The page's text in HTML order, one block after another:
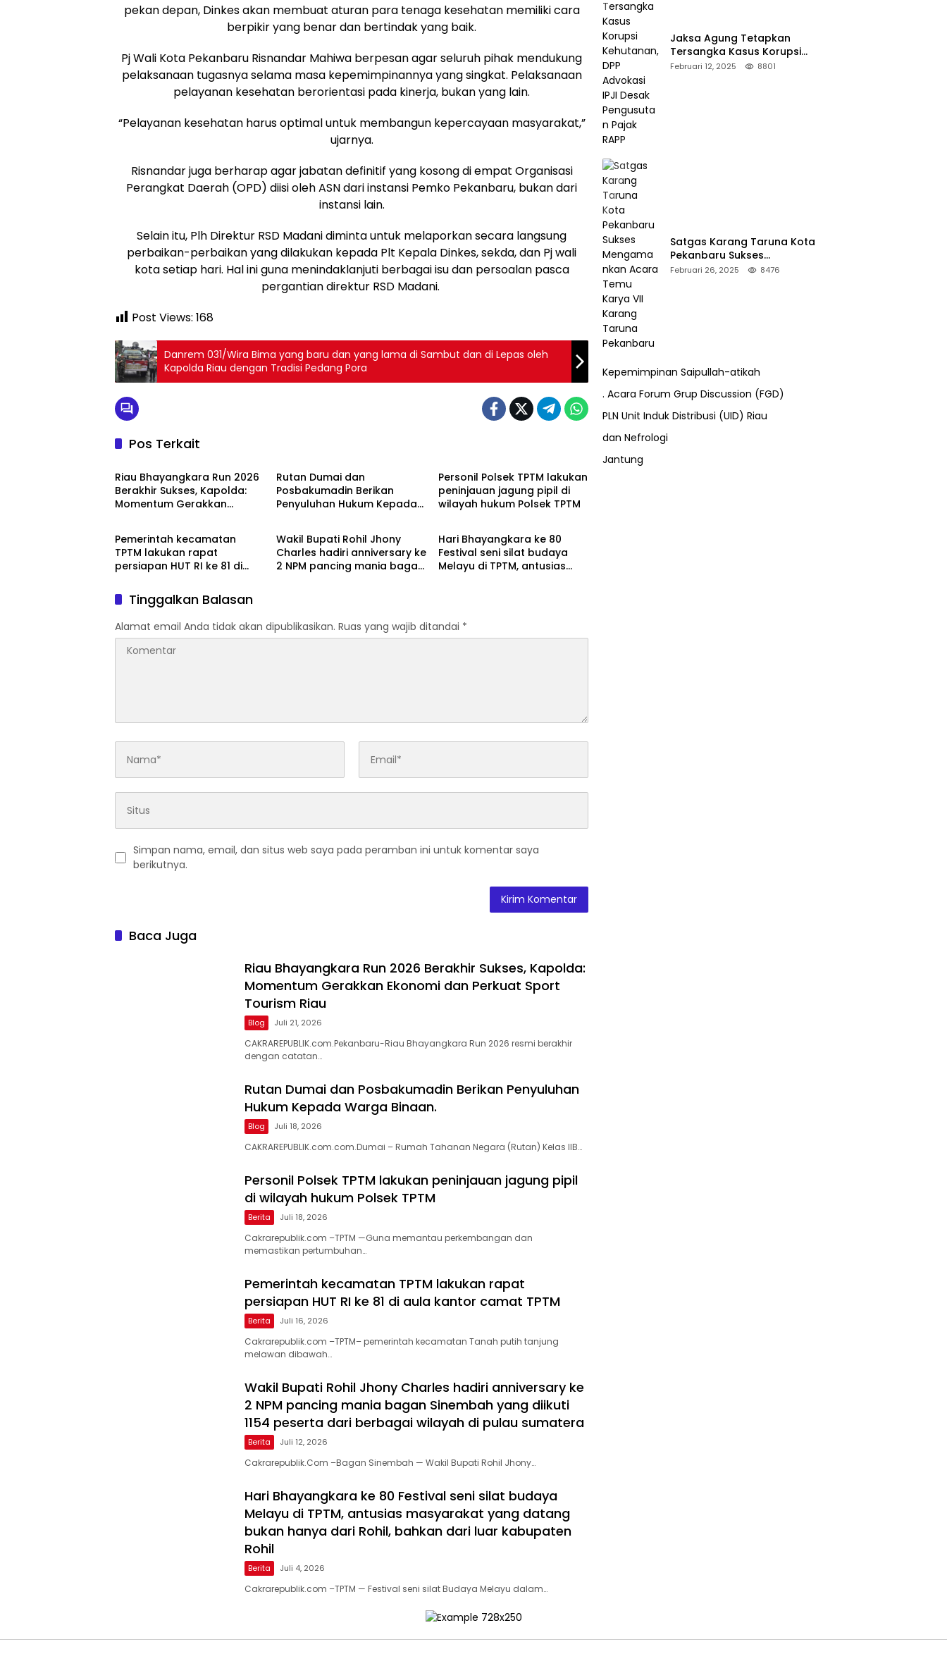
pekan depan, Dinkes akan membuat aturan para tenaga kesehatan memiliki cara
berpikir yang benar dan bertindak yang baik.
Pj Wali Kota Pekanbaru Risnandar Mahiwa berpesan agar seluruh pihak mendukung
pelaksanaan tugasnya selama masa kepemimpinannya yang singkat. Pelaksanaan
pelayanan kesehatan berorientasi pada kinerja, bukan yang lain.
“Pelayanan kesehatan harus optimal untuk membangun kepercayaan masyarakat,”
ujarnya.
Risnandar juga berharap agar jabatan definitif yang kosong di empat Organisasi
Perangkat Daerah (OPD) diisi oleh ASN dari instansi Pemko Pekanbaru, bukan dari
instansi lain.
Selain itu, Plh Direktur RSD Madani diminta untuk melaporkan secara langsung
perbaikan-perbaikan yang dilakukan kepada Plt Kepala Dinkes, sekda, dan Pj wali
kota setiap hari. Hal ini guna menindaklanjuti berbagai isu dan persoalan pasca
pergantian direktur RSD Madani.
Post Views: 168
Danrem 031/Wira Bima yang baru dan yang lama di Sambut dan di Lepas oleh
Kapolda Riau dengan Tradisi Pedang Pora
Pos Terkait
Blog
Riau Bhayangkara Run 2026
Berakhir Sukses, Kapolda:
Momentum Gerakkan
Rutan Dumai dan
Posbakumadin Berikan
Penyuluhan Hukum Kepada
Personil Polsek TPTM lakukan
peninjauan jagung pipil di
wilayah hukum Polsek TPTM
Berita
Pemerintah kecamatan
TPTM lakukan rapat
persiapan HUT RI ke 81 di
Berita
Wakil Bupati Rohil Jhony
Charles hadiri anniversary ke
2 NPM pancing mania bagan
Berita
Hari Bhayangkara ke 80
Festival seni silat budaya
Melayu di TPTM, antusias
Rohil
Tinggalkan Balasan
Alamat email Anda tidak akan dipublikasikan. Ruas yang wajib ditandai *
Simpan nama, email, dan situs web saya pada peramban ini untuk komentar saya
berikutnya.
Baca Juga
Riau Bhayangkara Run 2026 Berakhir Sukses, Kapolda:
Momentum Gerakkan Ekonomi dan Perkuat Sport
Tourism Riau
Blog Juli 21, 2026
CAKRAREPUBLIK.com.Pekanbaru-Riau Bhayangkara Run 2026 resmi berakhir
dengan catatan…
Rutan Dumai dan Posbakumadin Berikan Penyuluhan
Hukum Kepada Warga Binaan.
Blog Juli 18, 2026
CAKRAREPUBLIK.com.com.Dumai – Rumah Tahanan Negara (Rutan) Kelas IIB…
Personil Polsek TPTM lakukan peninjauan jagung pipil
di wilayah hukum Polsek TPTM
Berita Juli 18, 2026
Cakrarepublik.com –TPTM —Guna memantau perkembangan dan
memastikan pertumbuhan…
Pemerintah kecamatan TPTM lakukan rapat
persiapan HUT RI ke 81 di aula kantor camat TPTM
Berita Juli 16, 2026
Cakrarepublik.com –TPTM– pemerintah kecamatan Tanah putih tanjung
melawan dibawah…
Wakil Bupati Rohil Jhony Charles hadiri anniversary ke
2 NPM pancing mania bagan Sinembah yang diikuti
1154 peserta dari berbagai wilayah di pulau sumatera
Berita Juli 12, 2026
Cakrarepublik.Com –Bagan Sinembah — Wakil Bupati Rohil Jhony…
Hari Bhayangkara ke 80 Festival seni silat budaya
Melayu di TPTM, antusias masyarakat yang datang
bukan hanya dari Rohil, bahkan dari luar kabupaten
Rohil
Berita Juli 4, 2026
Cakrarepublik.com –TPTM — Festival seni silat Budaya Melayu dalam…
Jaksa Agung Tetapkan
Tersangka Kasus Korupsi
Kehutanan, DPP Advokasi IPJI
Februari 12, 2025 8801
Satgas Karang Taruna Kota
Pekanbaru Sukses
Mengamankan Acara Temu
Februari 26, 2025 8476
Kepemimpinan Saipullah-atikah
. Acara Forum Grup Discussion (FGD)
PLN Unit Induk Distribusi (UID) Riau
dan Nefrologi
Jantung